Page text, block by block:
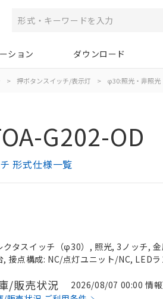
ション ダウンロード
> 押ボタンスイッチ/表示灯 > φ30:照光・非照光
G202-OD
形式仕様一覧
クタスイッチ（φ30）, 照光, 3ノッチ,
, 接点構成: NC/点灯ユニット/NC, LED
/販売状況
2026/08/07 00:00 情